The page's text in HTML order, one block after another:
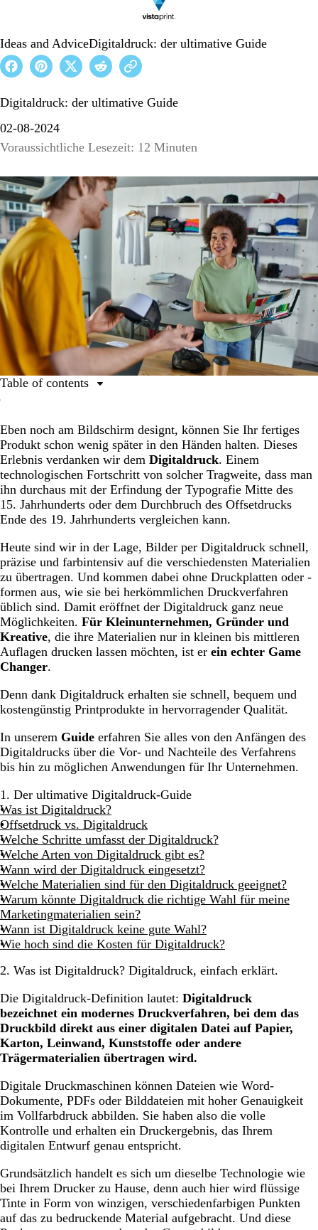
Ideas and AdviceDigitaldruck: der ultimative Guide
Digitaldruck: der ultimative Guide
02-08-2024
Voraussichtliche Lesezeit: 12 Minuten
Eben noch am Bildschirm designt, können Sie Ihr fertiges
Produkt schon wenig später in den Händen halten. Dieses
Erlebnis verdanken wir dem Digitaldruck. Einem
technologischen Fortschritt von solcher Tragweite, dass man
ihn durchaus mit der Erfindung der Typografie Mitte des
15. Jahrhunderts oder dem Durchbruch des Offsetdrucks
Ende des 19. Jahrhunderts vergleichen kann.
Heute sind wir in der Lage, Bilder per Digitaldruck schnell,
präzise und farbintensiv auf die verschiedensten Materialien
zu übertragen. Und kommen dabei ohne Druckplatten oder -
formen aus, wie sie bei herkömmlichen Druckverfahren
üblich sind. Damit eröffnet der Digitaldruck ganz neue
Möglichkeiten. Für Kleinunternehmen, Gründer und
Kreative, die ihre Materialien nur in kleinen bis mittleren
Auflagen drucken lassen möchten, ist er ein echter Game
Changer.
Denn dank Digitaldruck erhalten sie schnell, bequem und
kostengünstig Printprodukte in hervorragender Qualität.
In unserem Guide erfahren Sie alles von den Anfängen des
Digitaldrucks über die Vor- und Nachteile des Verfahrens
bis hin zu möglichen Anwendungen für Ihr Unternehmen.
1. Der ultimative Digitaldruck-Guide
Was ist Digitaldruck?
Offsetdruck vs. Digitaldruck
Welche Schritte umfasst der Digitaldruck?
Welche Arten von Digitaldruck gibt es?
Wann wird der Digitaldruck eingesetzt?
Welche Materialien sind für den Digitaldruck geeignet?
Warum könnte Digitaldruck die richtige Wahl für meine
Marketingmaterialien sein?
Wann ist Digitaldruck keine gute Wahl?
Wie hoch sind die Kosten für Digitaldruck?
2. Was ist Digitaldruck? Digitaldruck, einfach erklärt.
Die Digitaldruck-Definition lautet: Digitaldruck
bezeichnet ein modernes Druckverfahren, bei dem das
Druckbild direkt aus einer digitalen Datei auf Papier,
Karton, Leinwand, Kunststoffe oder andere
Trägermaterialien übertragen wird.
Digitale Druckmaschinen können Dateien wie Word-
Dokumente, PDFs oder Bilddateien mit hoher Genauigkeit
im Vollfarbdruck abbilden. Sie haben also die volle
Kontrolle und erhalten ein Druckergebnis, das Ihrem
digitalen Entwurf genau entspricht.
Grundsätzlich handelt es sich um dieselbe Technologie wie
bei Ihrem Drucker zu Hause, denn auch hier wird flüssige
Tinte in Form von winzigen, verschiedenfarbigen Punkten
auf das zu bedruckende Material aufgebracht. Und diese
Table of contents
Was ist Digitaldruck? Digitaldruck, einfach erklärt.
Offsetdruck vs. Digitaldruck: Was sind die
Unterschiede?
Welche Schritte umfasst der Digitaldruck?
Welche Arten von Digitaldruck gibt es?
Wann wird der Digitaldruck eingesetzt?
Welche Materialien sind für den Digitaldruck geeignet?
Könnte Digitaldruck für meine Marketingmaterialien
das richtige Druckverfahren sein?
Wann ist Digitaldruck keine gute Wahl?
Wie hoch sind die Kosten für Digitaldruck?
Digitaldruck: Einfach Eindruck machen!